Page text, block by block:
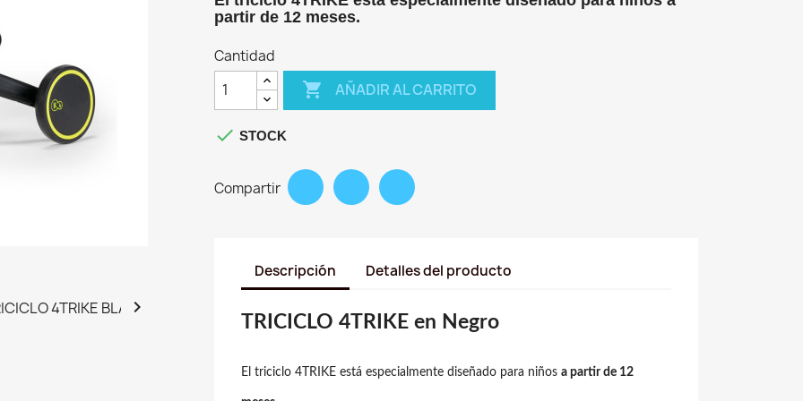

partir de 12 meses.
Cantidad
 AÑADIR AL CARRITO
 STOCK
Compartir
Descripción Detalles del producto
TRICICLO 4TRIKE en Negro
El triciclo 4TRIKE está especialmente diseñado para niños a partir de 12